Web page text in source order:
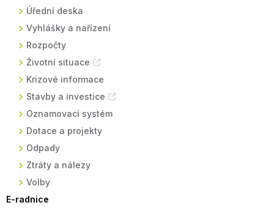
Úřední deska
Vyhlášky a nařízení
Rozpočty
Životní situace
Krizové informace
Stavby a investice
Oznamovací systém
Dotace a projekty
Odpady
Ztráty a nálezy
Volby
E-radnice